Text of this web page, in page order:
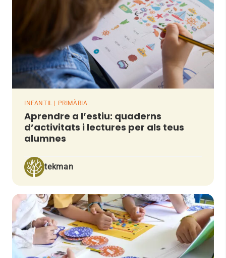
INFANTIL | PRIMÀRIA
Aprendre a l’estiu: quaderns
d’activitats i lectures per als teus
alumnes
tekman